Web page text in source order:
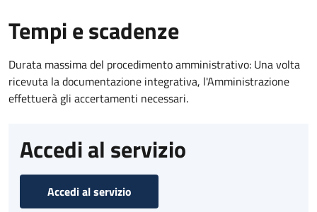
Tempi e scadenze
Durata massima del procedimento amministrativo: Una volta
ricevuta la documentazione integrativa, l'Amministrazione
effettuerà gli accertamenti necessari.
Accedi al servizio
Accedi al servizio